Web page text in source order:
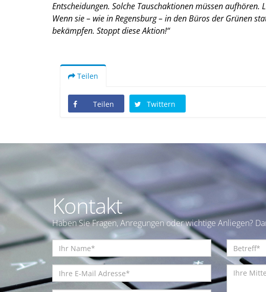
Entscheidungen. Solche Tauschaktionen müssen
Wenn sie – wie in Regensburg – in den Büros der Grünen
bekämpfen. Stoppt diese Aktion!“
Teilen
Teilen Twittern
Kontakt
Haben Sie Fragen, Anregungen oder wichtige Anliegen?